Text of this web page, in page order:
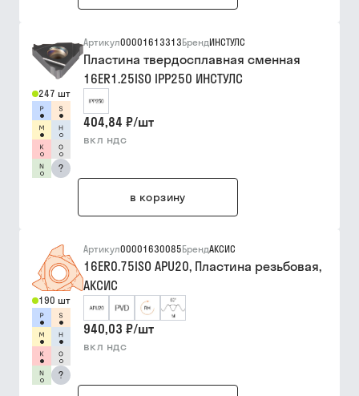
247 шт
?
Артикул00001613313БрендИНСТУЛС
Пластина твердосплавная сменная
16ER1.25ISO IPP250 ИНСТУЛС
404,84 ₽/шт
вкл ндс
в корзину
190 шт
?
Артикул00001630085БрендАКСИС
16ER0.75ISO APU20, Пластина резьбовая,
АКСИС
940,03 ₽/шт
вкл ндс